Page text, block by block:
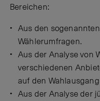
Bereichen:
Aus den
Wählerumfragen.
Aus der Analyse von
verschiedenen
auf den
Aus der Analyse der